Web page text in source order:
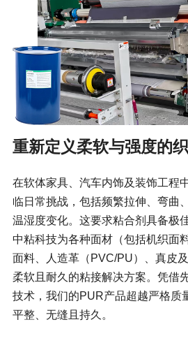
重新定义柔软与强度的
在软体家具、汽车内饰及装饰工程
临日常挑战，包括频繁拉伸、弯曲
温湿度变化。这要求粘合剂具备极
中粘科技为各种面材（包括机织面
面料、人造革（PVC/PU）、真皮
柔软且耐久的粘接解决方案。凭借
技术，我们的PUR产品超越严格质
平整、无缝且持久。